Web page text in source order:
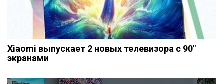
Xiaomi выпускает 2 новых телевизора с 90″
экранами